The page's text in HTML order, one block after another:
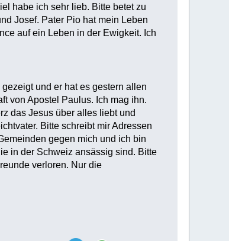
habe ich sehr lieb. Bitte betet zu
Josef. Pater Pio hat mein Leben
auf ein Leben in der Ewigkeit. Ich
gezeigt und er hat es gestern allen
von Apostel Paulus. Ich mag ihn.
das Jesus über alles liebt und
Bitte schreibt mir Adressen
gegen mich und ich bin
in der Schweiz ansässig sind. Bitte
verloren. Nur die